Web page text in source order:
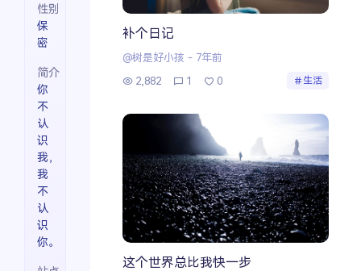
性别
保
密
简介
你
不
认
识
我，
我
不
认
识
你。
补个日记
@树是好小孩 - 7年前
2,882
1 0 生活
这个世界总比我快一步